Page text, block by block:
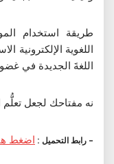
طريقة استخدام
اللغوية الإلكترونية
اللغةَ الجديدة في
نه مفتاحك لجعل تعلُّم
– رابط التحميل : اضغط